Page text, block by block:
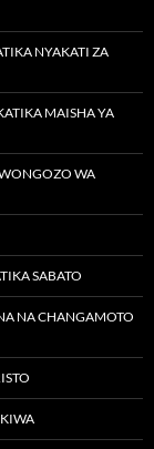
NYAKATI ZA
MAISHA YA
WA
SABATO
NA CHANGAMOTO